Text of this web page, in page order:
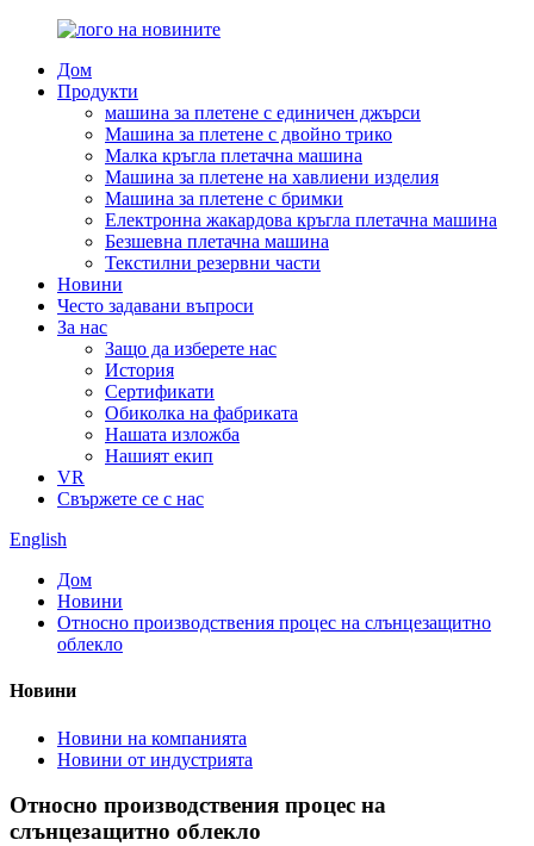
Дом
Продукти
машина за плетене с единичен джърси
Машина за плетене с двойно трико
Малка кръгла плетачна машина
Машина за плетене на хавлиени изделия
Машина за плетене с бримки
Електронна жакардова кръгла плетачна машина
Безшевна плетачна машина
Текстилни резервни части
Новини
Често задавани въпроси
За нас
Защо да изберете нас
История
Сертификати
Обиколка на фабриката
Нашата изложба
Нашият екип
VR
Свържете се с нас
English
Дом
Новини
Относно производствения процес на слънцезащитно
облекло
Новини
Новини на компанията
Новини от индустрията
Относно производствения процес на
слънцезащитно облекло